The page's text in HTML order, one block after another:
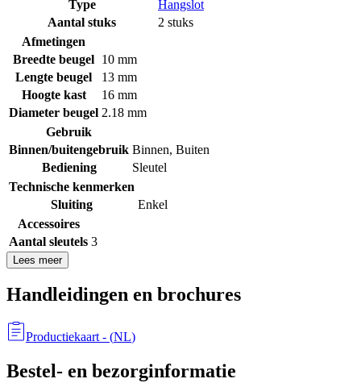
Type
Hangslot
Aantal stuks
2 stuks
Afmetingen
Breedte beugel 10 mm
Lengte beugel
13 mm
Hoogte kast
16 mm
Diameter beugel 2.18 mm
Gebruik
Binnen/buitengebruik Binnen, Buiten
Bediening
Sleutel
Technische kenmerken
Sluiting
Enkel
Accessoires
Aantal sleutels 3
Lees meer
Handleidingen en brochures
Productiekaart - (NL)
Bestel- en bezorginformatie